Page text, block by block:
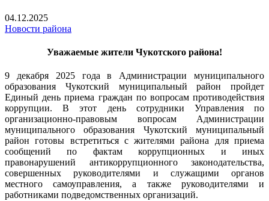
04.12.2025
Новости района
Уважаемые жители Чукотского района!
9 декабря 2025 года в Администрации муниципального
образования Чукотский муниципальный район пройдет
Единый день приема граждан по вопросам противодействия
коррупции. В этот день сотрудники Управления по
организационно-правовым вопросам Администрации
муниципального образования Чукотский муниципальный
район готовы встретиться с жителями района для приема
сообщений по фактам коррупционных и иных
правонарушений антикоррупционного законодательства,
совершенных руководителями и служащими органов
местного самоуправления, а также руководителями и
работниками подведомственных организаций.